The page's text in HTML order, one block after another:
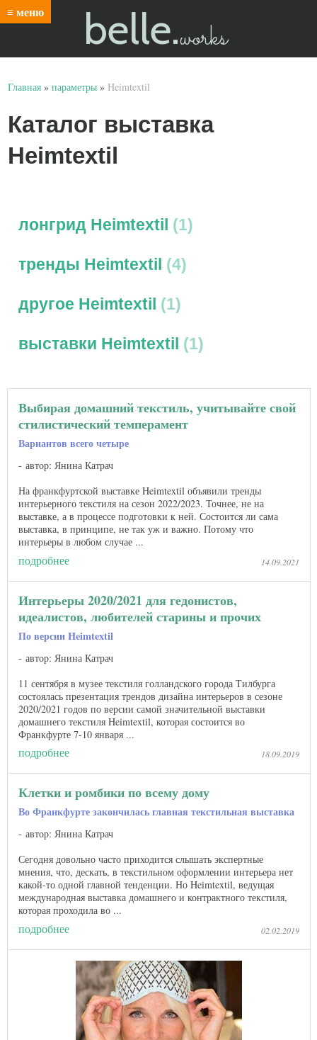
≡ меню belle.works
Главная » параметры » Heimtextil
Каталог выставка
Heimtextil
лонгрид Heimtextil 1
тренды Heimtextil 4
другое Heimtextil 1
выставки Heimtextil 1
Выбирая домашний текстиль, учитывайте свой
стилистический темперамент
Вариантов всего четыре
автор: Янина Катрач
На франкфуртской выставке Heimtextil объявили тренды
интерьерного текстиля на сезон 2022/2023. Точнее, не на
выставке, а в процессе подготовки к ней. Состоится ли сама
выставка, в принципе, не так уж и важно. Потому что
интерьеры в любом случае ...
подробнее 14.09.2021
Интерьеры 2020/2021 для гедонистов,
идеалистов, любителей старины и прочих
По версии Heimtextil
автор: Янина Катрач
11 сентября в музее текстиля голландского города Тилбурга
состоялась презентация трендов дизайна интерьеров в сезоне
2020/2021 годов по версии самой значительной выставки
домашнего текстиля Heimtextil, которая состоится во
Франкфурте 7-10 января ...
подробнее 18.09.2019
Клетки и ромбики по всему дому
Во Франкфурте закончилась главная текстильная выставка
автор: Янина Катрач
Сегодня довольно часто приходится слышать экспертные
мнения, что, дескать, в текстильном оформлении интерьера нет
какой-то одной главной тенденции. Но Heimtextil, ведущая
международная выставка домашнего и контрактного текстиля,
которая проходила во ...
подробнее 02.02.2019